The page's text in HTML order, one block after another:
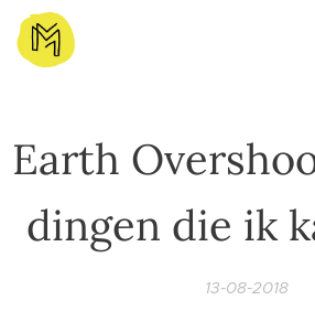
Earth
dingen die ik
13-08-2018